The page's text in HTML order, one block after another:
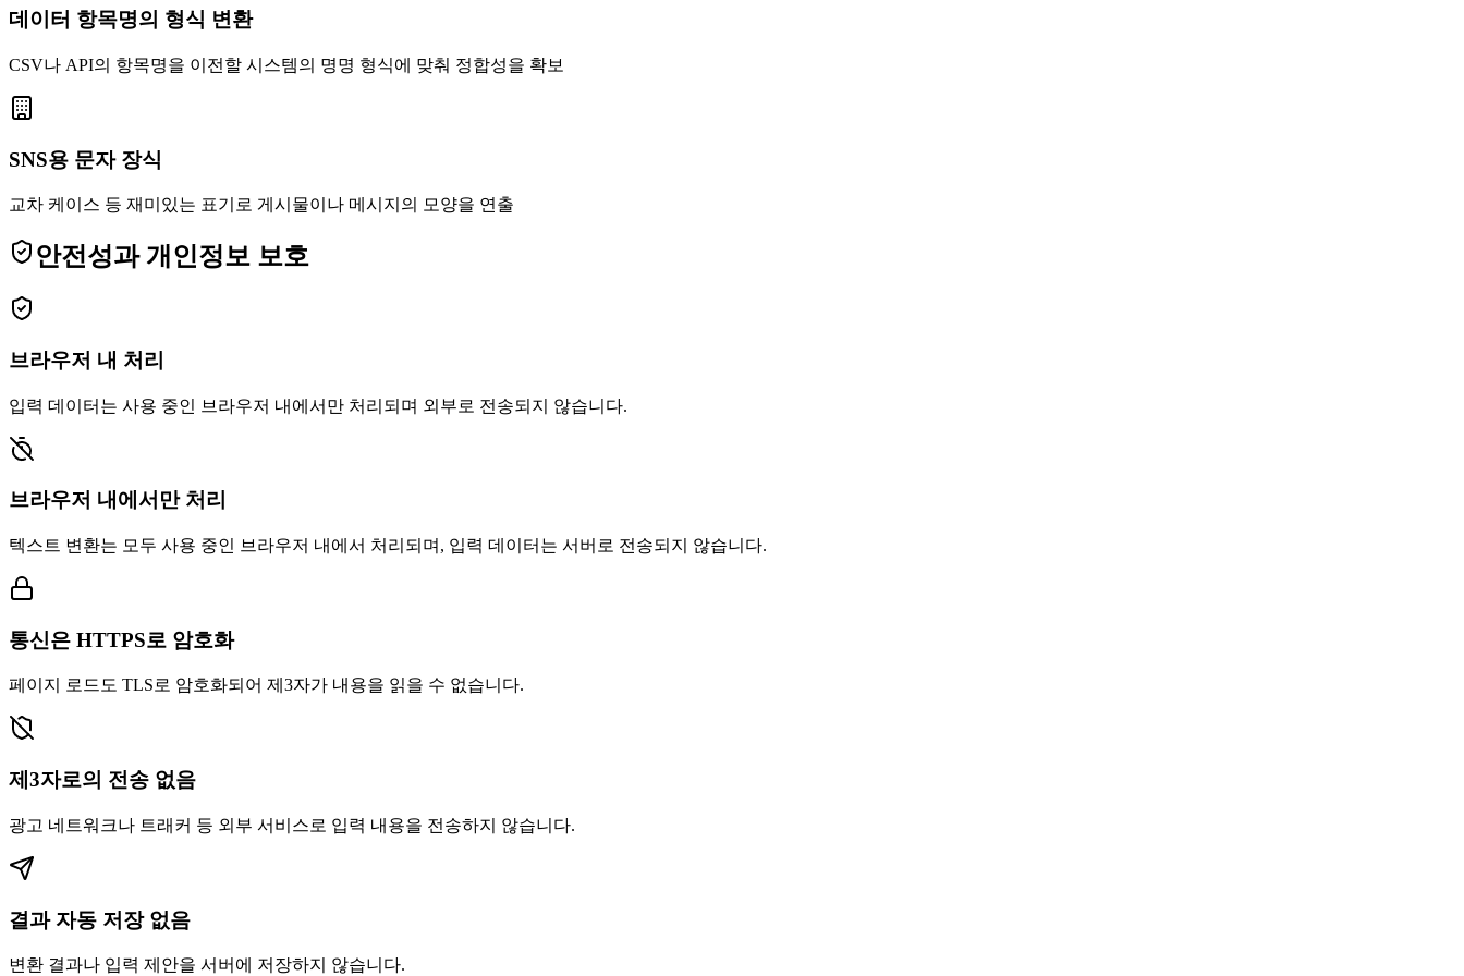
데이터 항목명의 형식 변환
CSV나 API의 항목명을 이전할 시스템의 명명 형식에 맞춰 정합성을 확보
SNS용 문자 장식
교차 케이스 등 재미있는 표기로 게시물이나 메시지의 모양을 연출
안전성과 개인정보 보호
브라우저 내 처리
입력 데이터는 사용 중인 브라우저 내에서만 처리되며 외부로 전송되지 않습니다.
브라우저 내에서만 처리
텍스트 변환는 모두 사용 중인 브라우저 내에서 처리되며, 입력 데이터는 서버로 전송되지 않습니다.
통신은 HTTPS로 암호화
페이지 로드도 TLS로 암호화되어 제3자가 내용을 읽을 수 없습니다.
제3자로의 전송 없음
광고 네트워크나 트래커 등 외부 서비스로 입력 내용을 전송하지 않습니다.
결과 자동 저장 없음
변환 결과나 입력 제안을 서버에 저장하지 않습니다.